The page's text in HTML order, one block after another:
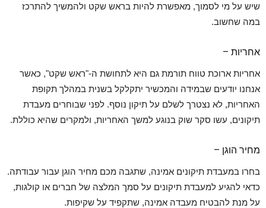
שיש על מי לסמוך, מאפשרת להיות בראש שקט ולהמשיך להתרכז
במה שחשוב.
אחריות –
אחריות ארוכת טווח תורמת גם היא לתחושת ה-"ראש שקט", כאשר
אנחנו יודעים שבמידה והמכשיר יתקלקל בשנית במהלך תקופת
האחריות, לא נצטרך לשלם על תיקון נוסף. לפני שבוחרים מעבדת
תיקונים, עשו סקר שוק בנוגע למשך האחריות, ולמקרים שהיא כוללת.
מחיר הוגן –
בחרו במעבדת תיקונים אמינה, שתגבה מכם מחיר הוגן עבור עבודתה.
כדאי להגיע למעבדת תיקונים על סמך המלצה של חברים או קולגות,
על מנת להבטיח מעבדה אמינה, שתקפיד על שקיפות.